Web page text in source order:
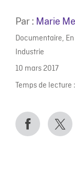
Par : Marie
Documentaire,
Industrie
10 mars 2017
Temps de lecture :